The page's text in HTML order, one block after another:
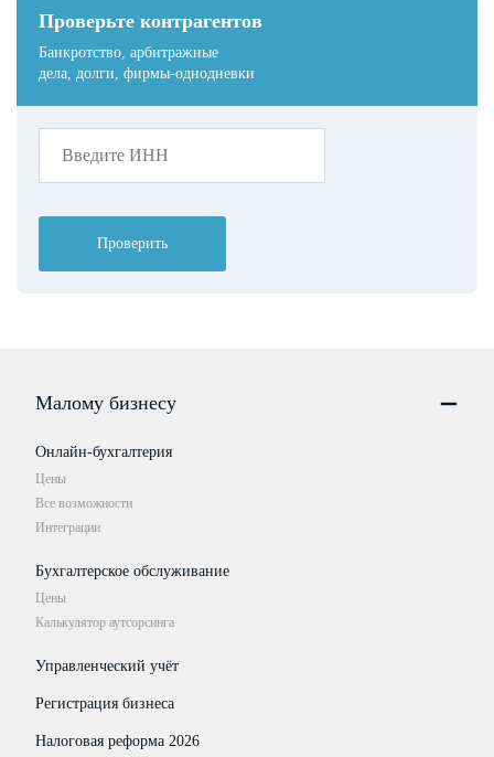
Проверьте контрагентов
Банкротство, арбитражные
дела, долги, фирмы-однодневки
Проверить
Малому бизнесу
Онлайн-бухгалтерия
Цены
Все возможности
Интеграции
Бухгалтерское обслуживание
Цены
Калькулятор аутсорсинга
Управленческий учёт
Регистрация бизнеса
Налоговая реформа 2026